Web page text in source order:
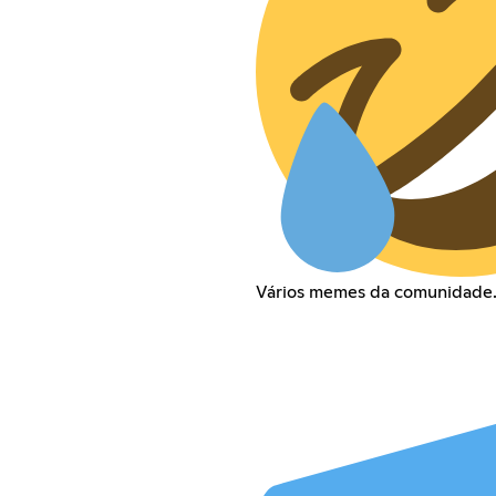
Vários memes da comunidade.